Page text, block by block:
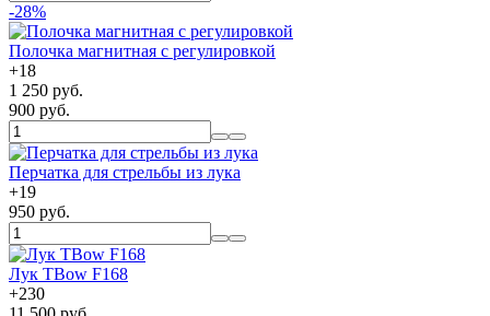
-28%
Полочка магнитная с регулировкой
+18
1 250 руб.
900 руб.
Перчатка для стрельбы из лука
+19
950 руб.
Лук TBow F168
+230